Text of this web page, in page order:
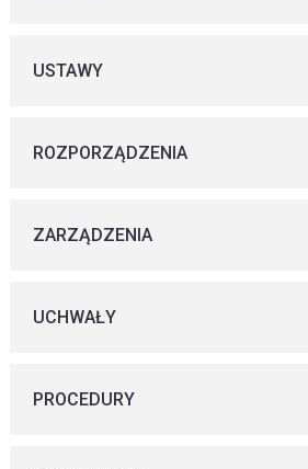
USTAWY
ROZPORZĄDZENIA
ZARZĄDZENIA
UCHWAŁY
PROCEDURY